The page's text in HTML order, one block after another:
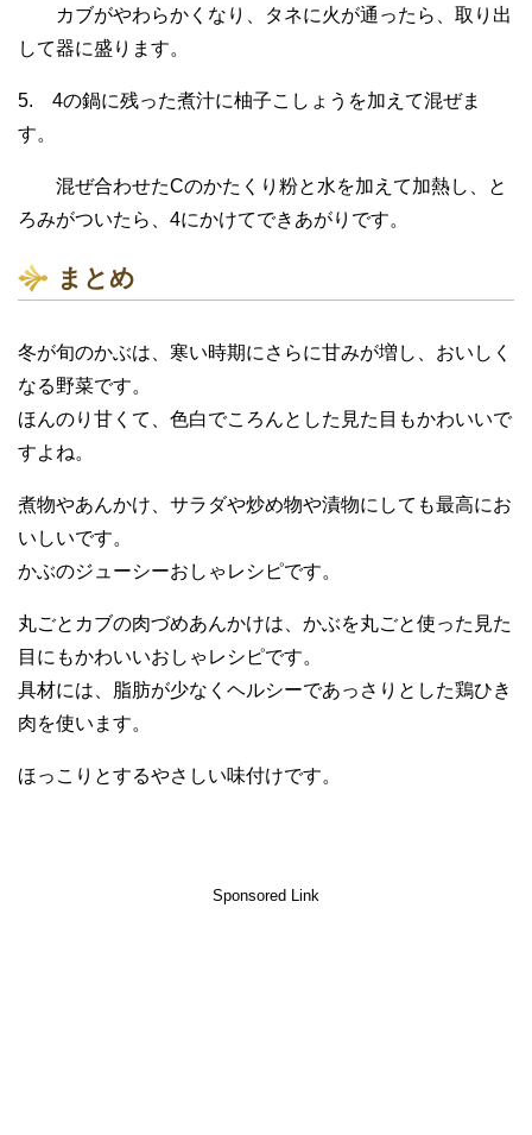
カブがやわらかくなり、タネに火が通ったら、取り出
して器に盛ります。
5. 4の鍋に残った煮汁に柚子こしょうを加えて混ぜま
す。
混ぜ合わせたCのかたくり粉と水を加えて加熱し、と
ろみがついたら、4にかけてできあがりです。
まとめ
冬が旬のかぶは、寒い時期にさらに甘みが増し、おいしく
なる野菜です。
ほんのり甘くて、色白でころんとした見た目もかわいいで
すよね。
煮物やあんかけ、サラダや炒め物や漬物にしても最高にお
いしいです。
かぶのジューシーおしゃレシピです。
丸ごとカブの肉づめあんかけは、かぶを丸ごと使った見た
目にもかわいいおしゃレシピです。
具材には、脂肪が少なくヘルシーであっさりとした鶏ひき
肉を使います。
ほっこりとするやさしい味付けです。
Sponsored Link